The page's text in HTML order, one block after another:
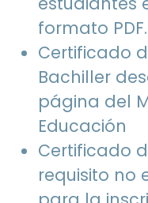
formato PDF.
Certificado
Bachiller
página del
Educación
Certificado
requisito no